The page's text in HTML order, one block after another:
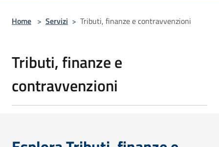
Home > Servizi > Tributi, finanze e contravvenzioni
Tributi, finanze e
contravvenzioni